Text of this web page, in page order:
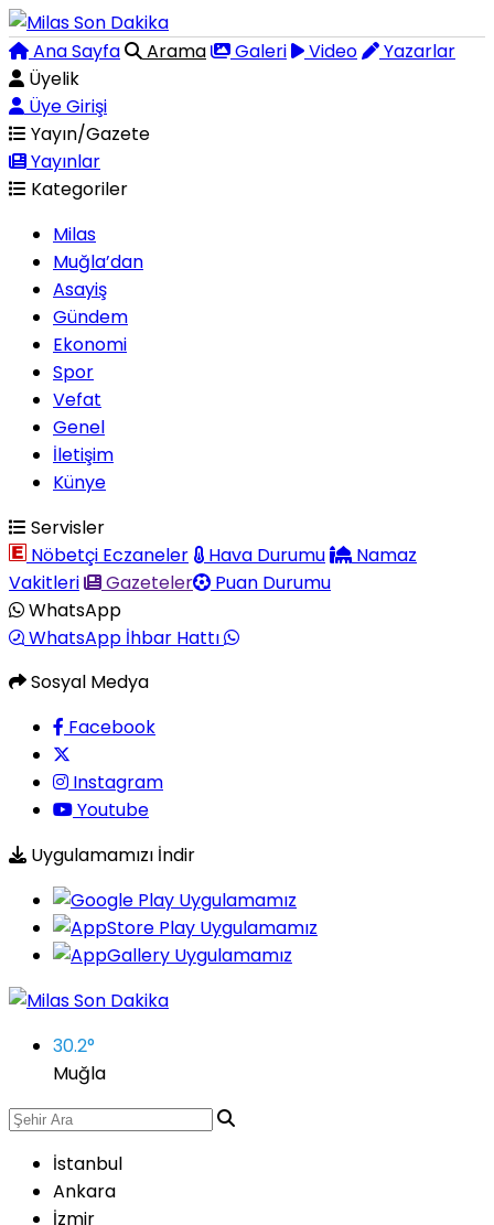
Ana Sayfa Arama Galeri Video
Yazarlar
Üyelik
Üye Girişi
Yayın/Gazete
Yayınlar
Kategoriler
Milas
Muğla’dan
Asayiş
Gündem
Ekonomi
Spor
Vefat
Genel
İletişim
Künye
Servisler
Nöbetçi Eczaneler
Hava Durumu
Namaz
Vakitleri
Gazeteler
Puan Durumu
WhatsApp
WhatsApp İhbar Hattı
Sosyal Medya
Facebook
Instagram
Youtube
Uygulamamızı İndir
30.2°
Muğla
İstanbul
Ankara
İzmir